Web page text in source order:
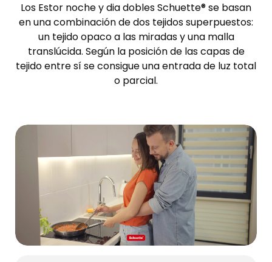
Los Estor noche y dia dobles Schuette® se basan
en una combinación de dos tejidos superpuestos:
un tejido opaco a las miradas y una malla
translúcida. Según la posición de las capas de
tejido entre sí se consigue una entrada de luz total
o parcial.